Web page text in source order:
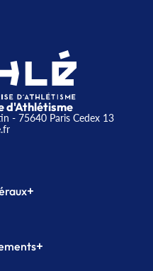
d'Athlétisme
- 75640 Paris Cedex 13
+
+